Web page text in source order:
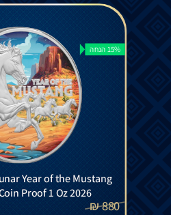
15% הנחה
Year of the Mustang
Proof 1 Oz 2026
880
₪